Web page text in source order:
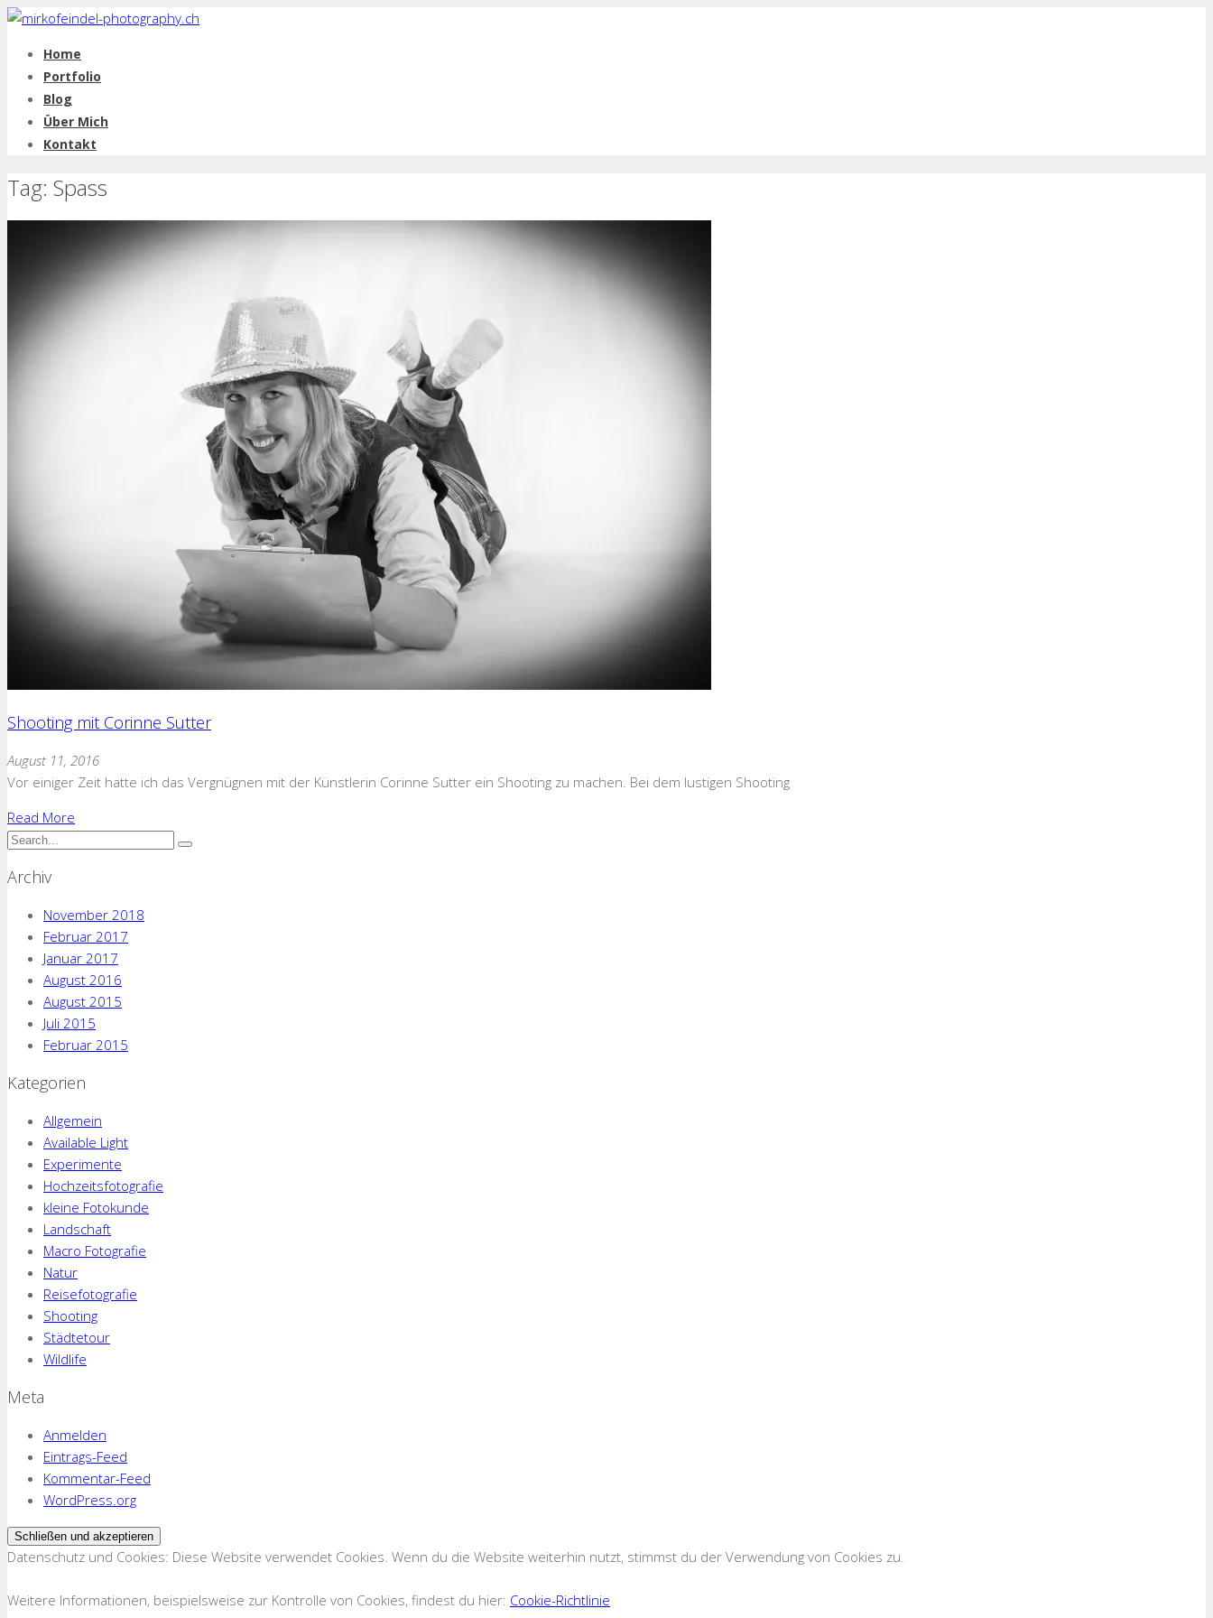
Home
Portfolio
Blog
Über Mich
Kontakt
Tag: Spass
Shooting mit Corinne Sutter
August 11, 2016
Vor einiger Zeit hatte ich das Vergnügnen mit der Künstlerin Corinne Sutter ein Shooting zu machen. Bei dem lustigen Shooting
Read More
Archiv
November 2018
Februar 2017
Januar 2017
August 2016
August 2015
Juli 2015
Februar 2015
Kategorien
Allgemein
Available Light
Experimente
Hochzeitsfotografie
kleine Fotokunde
Landschaft
Macro Fotografie
Natur
Reisefotografie
Shooting
Städtetour
Wildlife
Meta
Anmelden
Eintrags-Feed
Kommentar-Feed
WordPress.org
Datenschutz und Cookies: Diese Website verwendet Cookies. Wenn du die Website weiterhin nutzt, stimmst du der Verwendung von Cookies zu.
Weitere Informationen, beispielsweise zur Kontrolle von Cookies, findest du hier: Cookie-Richtlinie